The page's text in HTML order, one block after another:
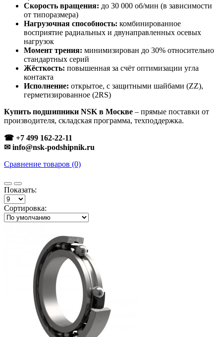
Скорость вращения: до 30 000 об/мин (в зависимости
от типоразмера)
Нагрузочная способность: комбинированное
восприятие радиальных и двунаправленных осевых
нагрузок
Момент трения: минимизирован до 30% относительно
стандартных серий
Жёсткость: повышенная за счёт оптимизации угла
контакта
Исполнение: открытое, с защитными шайбами (ZZ),
герметизированное (2RS)
Купить подшипники NSK в Москве – прямые поставки от
производителя, складская программа, техподдержка.
☎ +7 499 162-22-11
✉ info@nsk-podshipnik.ru
Сравнение товаров (0)
Показать:
Сортировка: